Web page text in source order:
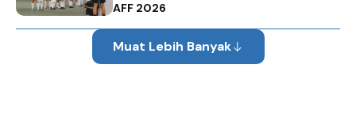
AFF 2026
Muat Lebih Banyak